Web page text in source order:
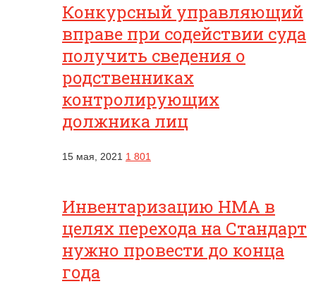
Конкурсный управляющий
вправе при содействии суда
получить сведения о
родственниках
контролирующих
должника лиц
15 мая, 2021 1 801
Инвентаризацию НМА в
целях перехода на Стандарт
нужно провести до конца
года